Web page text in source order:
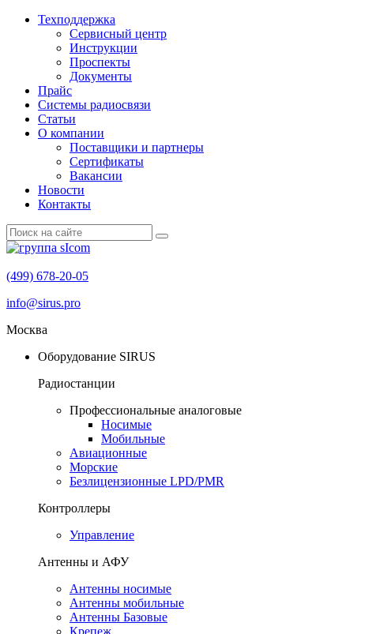
Техподдержка
Сервисный центр
Инструкции
Проспекты
Документы
Прайс
Системы радиосвязи
Статьи
О компании
Поставщики и партнеры
Cертификаты
Вакансии
Новости
Контакты
(499) 678-20-05
info@sirus.pro
Москва
Оборудование SIRUS
Радиостанции
Профессиональные аналоговые
Носимые
Мобильные
Авиационные
Морские
Безлицензионные LPD/PMR
Контроллеры
Управление
Антенны и АФУ
Антенны носимые
Антенны мобильные
Антенны Базовые
Крепеж